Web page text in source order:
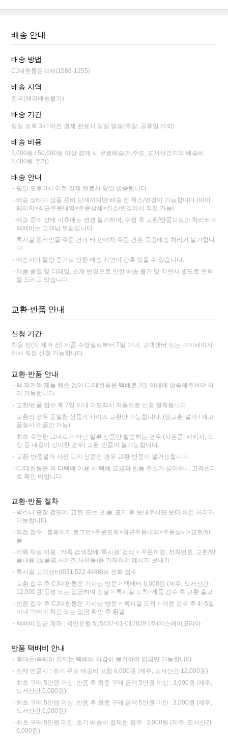
배송 안내
배송 방법
CJ대한통운택배(1588-1255)
배송 지역
전국(해외배송불가)
배송 기간
평일 오후 3시 이전 결제 완료시 당일 발송(주말, 공휴일 제외)
배송 비용
3,000원 / 50,000원 이상 결제 시 무료배송(제주도, 도서산간지역 배송비
3,000원 추가)
배송 안내
평일 오후 3시 이전 결제 완료시 당일 발송됩니다.
배송 상태가 상품 준비 단계까지만 배송 전 취소/변경이 가능합니다.(마이
페이지>최근주문내역>주문상세>취소/변경에서 직접 가능)
배송 준비 상태 이후에는 변경 불가하며, 수령 후 교환/반품으로만 처리되며
택배비는 고객님 부담입니다.
록시걸 온라인몰 주문 건과 타 판매처 주문 건은 묶음배송 처리가 불가합니
다.
배송사의 물량 증가로 인한 배송 지연이 간혹 있을 수 있습니다.
제품 품절 및 디테일, 소재 변경으로 인한 배송 불가 및 지연시 별도로 연락
을 드리고 있습니다.
교환·반품 안내
신청 기간
착용 전(택 제거 전) 제품 수령일로부터 7일 이내, 고객센터 또는 마이페이지
에서 직접 신청 가능합니다.
교환·반품 안내
택 제거와 제품 훼손 없이 CJ대한통운 택배로 3일 이내에 발송해주셔야 처
리 가능합니다.
교환/반품 접수 후 7일 이내 미도착시 자동으로 신청 철회됩니다.
교환의 경우 동일한 상품의 사이즈 교환만 가능합니다. (맞교환 불가 / 재고
품절시 반품만 가능)
최초 수령한 그대로가 아닌 일부 상품만 발송하는 경우 (사은품, 패키지, 포
장 등 내용이 상이한 경우) 교환·반품이 불가능합니다.
교환·반품불가 사전 고지 상품인 경우 교환·반품이 불가능합니다.
CJ대한통운 외 타택배 이용 시 택배 요금과 반품 주소가 상이하니 고객센터
로 확인 바랍니다.
교환·반품 절차
박스나 포장 겉면에 '교환' 또는 '반품' 표기 후 보내주시면 보다 빠른 처리가
가능합니다.
직접 접수 : 홈페이지 로그인>주문조회>최근주문내역>주문상세>교환/반
품
카톡 채널 이용 : 카톡 검색창에 '록시걸' 검색 > 주문자명, 전화번호, 교환/반
품내용 (상품명,사이즈,사유등)을 기재하여 메시지 보내기
록시걸 고객센터(031.522.4488)로 전화 접수
교환 접수 후 CJ대한통운 기사님 방문 > 택배비 6,000원 (제주, 도서산간
12,000원)동봉 또는 입금하여 전달 > 록시걸 도착>제품 검수 후 교환 출고
반품 접수 후 CJ대한통운 기사님 방문 > 록시걸 도착 > 제품 검수 후 4~5일
이내 택배비 차감 또는 입금 확인 후 환불
택배비 입금 계좌 : 국민은행 515537-01-017828 (주)에스에이코리아
반품 택배비 안내
휴대폰/쓱페이 결제는 택배비 차감이 불가하여 입금만 가능합니다.
전체 반품시 : 초기 무료 배송비 포함 6,000원 (제주, 도서산간 12,000원)
최초 구매 5만원 이상, 반품 후 최종 구매 금액 5만원 이상 : 3,000원 (제주,
도서산간 6,000원)
최초 구매 5만원 이상, 반품 후 최종 구매 금액 5만원 미만 : 3,000원 (제주,
도서산간 6,000원)
최초 구매 5만원 미만, 초기 배송비 결제한 경우 : 3,000원 (제주, 도서산간
6,000원)